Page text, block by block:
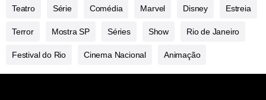
Teatro Série Comédia Marvel Disney Estreia
Terror Mostra SP Séries Show Rio de Janeiro
Festival do Rio Cinema Nacional Animação